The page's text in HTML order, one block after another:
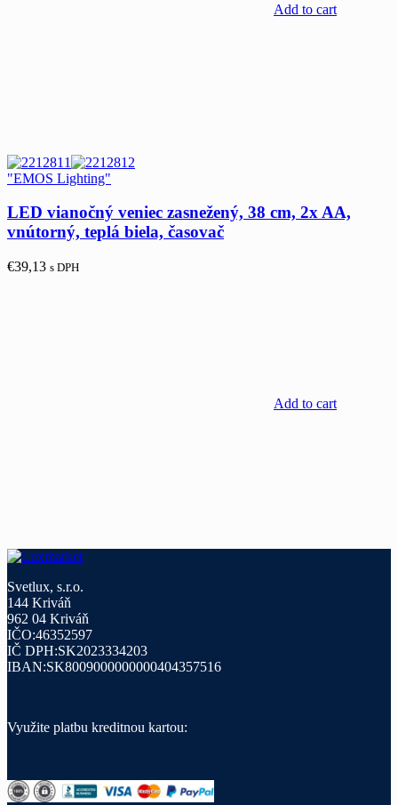
Add to cart
"EMOS Lighting"
LED vianočný veniec zasnežený, 38 cm, 2x AA,
vnútorný, teplá biela, časovač
€39,13 s DPH
Add to cart
Svetlux, s.r.o.
144 Kriváň
962 04 Kriváň
IČO:46352597
IČ DPH:SK2023334203
IBAN:SK8009000000000404357516
Využite platbu kreditnou kartou: